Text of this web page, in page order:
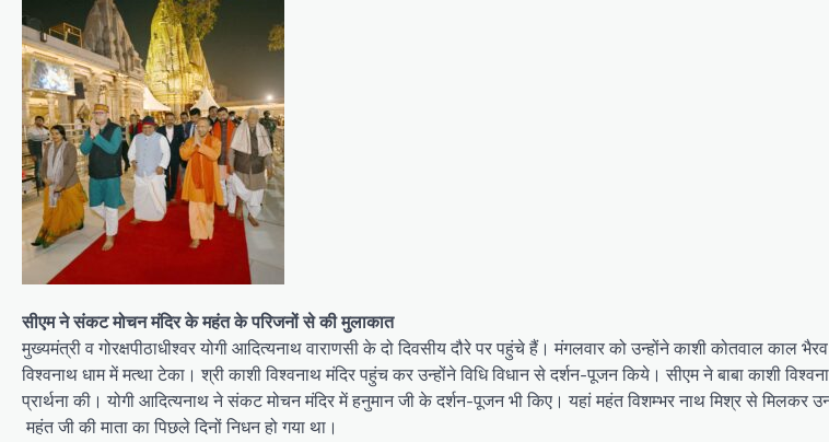
सीएम ने संकट मोचन मंदिर के महंत के परिजनों से की मुलाकात
मुख्यमंत्री व गोरक्षपीठाधीश्वर योगी आदित्यनाथ वाराणसी के दो दिवसीय दौरे पर पहुंचे हैं। मंगलवार को उन्होंने काशी कोतवाल काल
विश्वनाथ धाम में मत्था टेका। श्री काशी विश्वनाथ मंदिर पहुंच कर उन्होंने विधि विधान से दर्शन-पूजन किये। सीएम ने बाबा काशी
प्रार्थना की। योगी आदित्यनाथ ने संकट मोचन मंदिर में हनुमान जी के दर्शन-पूजन भी किए। यहां महंत विशम्भर नाथ मिश्र से मिलकर
महंत जी की माता का पिछले दिनों निधन हो गया था।